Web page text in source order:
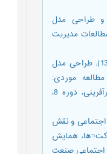
تبیین و طراحی مدل
مدیریت
8. کریمی، آصف و سوما رحمانی (1393). طراحی مدل
موردی:
شرکت خودروسازی سایپا، توسعه کارآفرینی، دوره 8،
مسئولیت اجتماعی و نقش
همایش
صنعت